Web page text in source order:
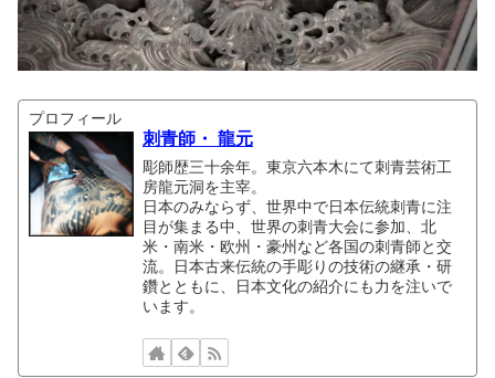
プロフィール
刺青師・ 龍元
彫師歴三十余年。東京六本木にて刺青芸術工
房龍元洞を主宰。
日本のみならず、世界中で日本伝統刺青に注
目が集まる中、世界の刺青大会に参加、北
米・南米・欧州・豪州など各国の刺青師と交
流。日本古来伝統の手彫りの技術の継承・研
鑽とともに、日本文化の紹介にも力を注いで
います。